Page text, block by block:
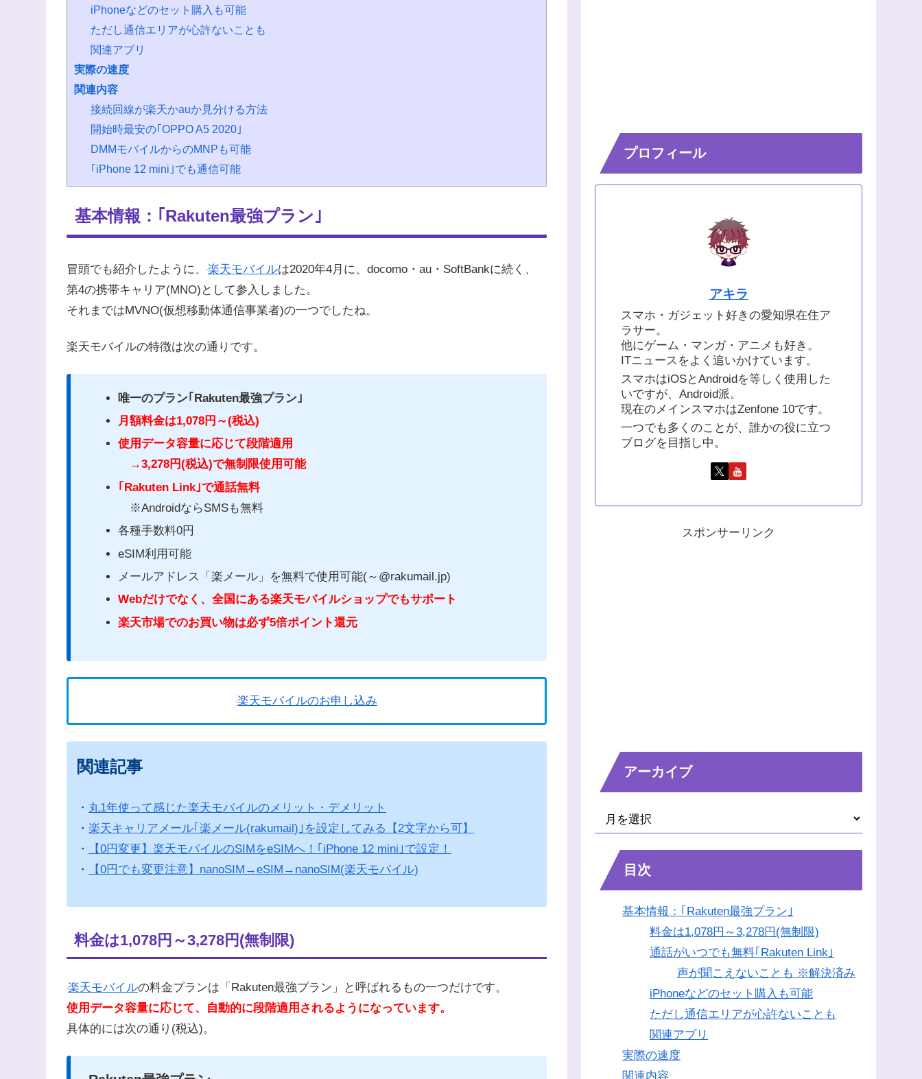
iPhoneなどのセット購入も可能
ただし通信エリアが心許ないことも
関連アプリ
実際の速度
関連内容
接続回線が楽天かauか見分ける方法
開始時最安の｢OPPO A5 2020｣
DMMモバイルからのMNPも可能
｢iPhone 12 mini｣でも通信可能
基本情報：｢Rakuten最強プラン｣
冒頭でも紹介したように、 楽天モバイルは2020年4月に、docomo・au・SoftBankに続く、
第4の携帯キャリア(MNO)として参入しました。
それまではMVNO(仮想移動体通信事業者)の一つでしたね。
楽天モバイルの特徴は次の通りです。
唯一のプラン｢Rakuten最強プラン｣
月額料金は1,078円～(税込)
使用データ容量に応じて段階適用
→3,278円(税込)で無制限使用可能
｢Rakuten Link｣で通話無料
※AndroidならSMSも無料
各種手数料0円
eSIM利用可能
メールアドレス「楽メール」を無料で使用可能(～@rakumail.jp)
Webだけでなく、全国にある楽天モバイルショップでもサポート
楽天市場でのお買い物は必ず5倍ポイント還元
楽天モバイルのお申し込み
関連記事
・ 丸1年使って感じた楽天モバイルのメリット・デメリット
・ 楽天キャリアメール｢楽メール(rakumail)｣を設定してみる【2文字から可】
・
【0円変更】楽天モバイルのSIMをeSIMへ！｢iPhone 12 mini｣で設定！
・
【0円でも変更注意】nanoSIM→eSIM→nanoSIM(楽天モバイル)
料金は1,078円～3,278円(無制限)
楽天モバイルの料金プランは「Rakuten最強プラン」と呼ばれるもの一つだけです。
使用データ容量に応じて、自動的に段階適用されるようになっています。
具体的には次の通り(税込)。
プロフィール
アキラ
スマホ・ガジェット好きの愛知県在住ア
ラサー。
他にゲーム・マンガ・アニメも好き。
ITニュースをよく追いかけています。
スマホはiOSとAndroidを等しく使用した
いですが、Android派。
現在のメインスマホはZenfone 10です。
一つでも多くのことが、誰かの役に立つ
ブログを目指し中。
スポンサーリンク
アーカイブ
目次
基本情報：｢Rakuten最強プラン｣
料金は1,078円～3,278円(無制限)
通話がいつでも無料｢Rakuten Link｣
声が聞こえないことも ※解決済み
iPhoneなどのセット購入も可能
ただし通信エリアが心許ないことも
関連アプリ
実際の速度
関連内容